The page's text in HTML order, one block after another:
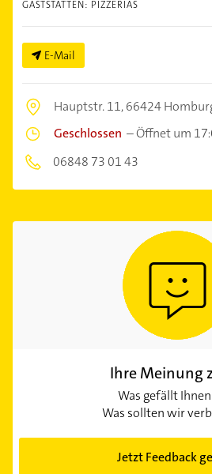
GASTSTÄTTEN: PIZZERIAS
E-Mail
Hauptstr. 11,66424
Geschlossen –Öffnet um
06848 73 01 43
Ihre Meinung
Was gefällt
Was sollten wir
Jetzt Feedback